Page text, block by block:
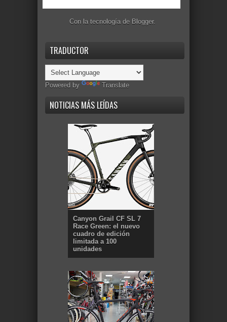
Con la tecnología de Blogger.
TRADUCTOR
Powered by Translate
NOTICIAS MÁS LEÍDAS
Canyon Grail CF SL 7
Race Green: el nuevo
cuadro de edición
limitada a 100
unidades